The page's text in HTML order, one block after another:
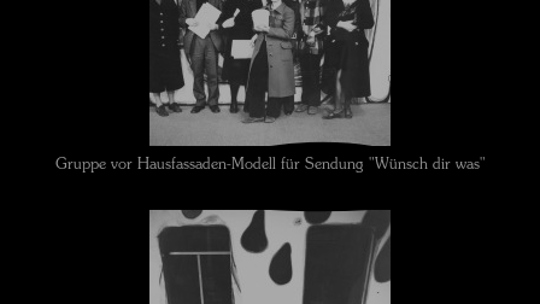
Gruppe vor Hausfassaden-Modell für Sendung "Wünsch dir was"